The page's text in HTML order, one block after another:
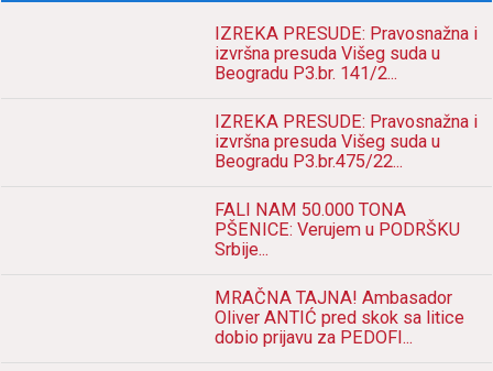
IZREKA PRESUDE: Pravosnažna i
izvršna presuda Višeg suda u
Beogradu P3.br. 141/2...
IZREKA PRESUDE: Pravosnažna i
izvršna presuda Višeg suda u
Beogradu P3.br.475/22...
FALI NAM 50.000 TONA
PŠENICE: Verujem u PODRŠKU
Srbije...
MRAČNA TAJNA! Ambasador
Oliver ANTIĆ pred skok sa litice
dobio prijavu za PEDOFI...